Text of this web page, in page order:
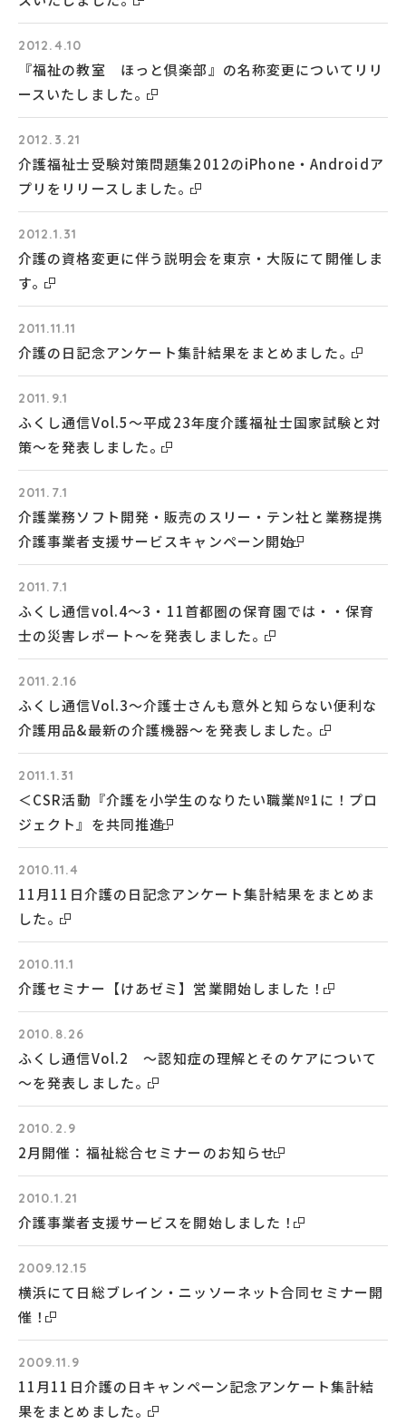
2012.4.10
『福祉の教室 ほっと倶楽部』の名称変更についてリリ
ースいたしました。
2012.3.21
介護福祉士受験対策問題集2012のiPhone・Androidア
プリをリリースしました。
2012.1.31
介護の資格変更に伴う説明会を東京・大阪にて開催しま
す。
2011.11.11
介護の日記念アンケート集計結果をまとめました。
2011.9.1
ふくし通信Vol.5～平成23年度介護福祉士国家試験と対
策～を発表しました。
2011.7.1
介護業務ソフト開発・販売のスリー・テン社と業務提携
介護事業者支援サービスキャンペーン開始
2011.7.1
ふくし通信vol.4～3・11首都圏の保育園では・・保育
士の災害レポート～を発表しました。
2011.2.16
ふくし通信Vol.3～介護士さんも意外と知らない便利な
介護用品&最新の介護機器～を発表しました。
2011.1.31
＜CSR活動『介護を小学生のなりたい職業№1に！プロ
ジェクト』を共同推進
2010.11.4
11月11日介護の日記念アンケート集計結果をまとめま
した。
2010.11.1
介護セミナー【けあゼミ】営業開始しました！
2010.8.26
ふくし通信Vol.2 ～認知症の理解とそのケアについて
～を発表しました。
2010.2.9
2月開催：福祉総合セミナーのお知らせ
2010.1.21
介護事業者支援サービスを開始しました！
2009.12.15
横浜にて日総ブレイン・ニッソーネット合同セミナー開
催！
2009.11.9
11月11日介護の日キャンペーン記念アンケート集計結
果をまとめました。